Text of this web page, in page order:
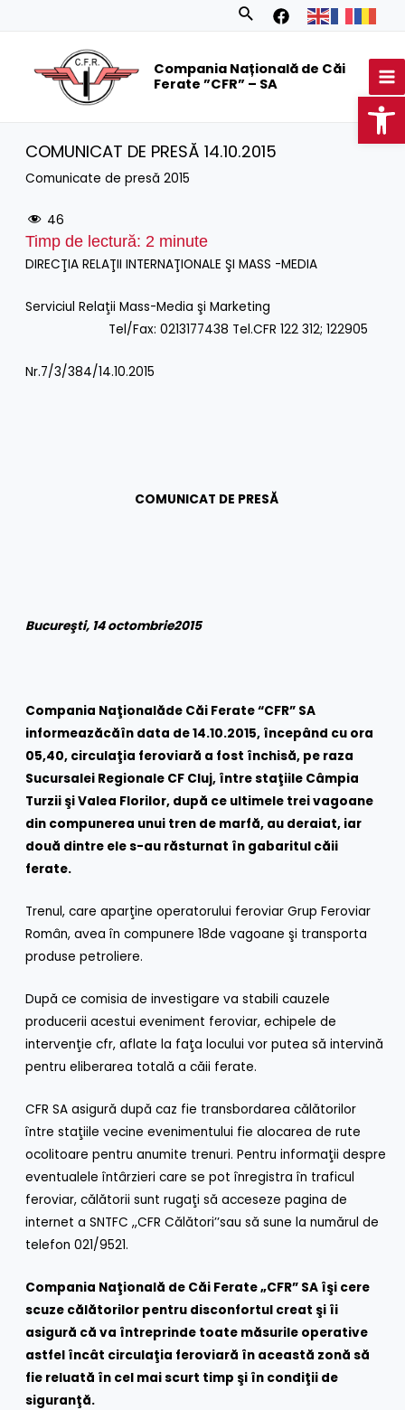
Search
Compania Națională de Căi
Ferate ”CFR” – SA
COMUNICAT DE PRESĂ 14.10.2015
Comunicate de presă 2015
46
Timp de lectură: 2 minute
DIRECŢIA RELAŢII INTERNAŢIONALE ŞI MASS -MEDIA
Serviciul Relaţii Mass-Media şi Marketing
Tel/Fax: 0213177438 Tel.CFR 122 312; 122905
Nr.7/3/384/14.10.2015
COMUNICAT DE PRESĂ
Bucureşti, 14 octombrie2015
Compania Naţionalăde Căi Ferate “CFR” SA
informeazăcăîn data de 14.10.2015, începând cu ora
05,40, circulaţia feroviară a fost închisă, pe raza
Sucursalei Regionale CF Cluj, între staţiile Câmpia
Turzii şi Valea Florilor, după ce ultimele trei vagoane
din compunerea unui tren de marfă, au deraiat, iar
două dintre ele s-au răsturnat în gabaritul căii
ferate.
Trenul, care aparţine operatorului feroviar Grup Feroviar
Român, avea în compunere 18de vagoane şi transporta
produse petroliere.
După ce comisia de investigare va stabili cauzele
producerii acestui eveniment feroviar, echipele de
intervenţie cfr, aflate la faţa locului vor putea să intervină
pentru eliberarea totală a căii ferate.
CFR SA asigură după caz fie transbordarea călătorilor
între staţiile vecine evenimentului fie alocarea de rute
ocolitoare pentru anumite trenuri. Pentru informaţii despre
eventualele întârzieri care se pot înregistra în traficul
feroviar, călătorii sunt rugaţi să acceseze pagina de
internet a SNTFC ,,CFR Călători’’sau să sune la numărul de
telefon 021/9521.
Compania Naţională de Căi Ferate „CFR” SA îşi cere
scuze călătorilor pentru disconfortul creat şi îi
asigură că va întreprinde toate măsurile operative
astfel încât circulaţia feroviară în această zonă să
fie reluată în cel mai scurt timp şi în condiţii de
siguranţă.